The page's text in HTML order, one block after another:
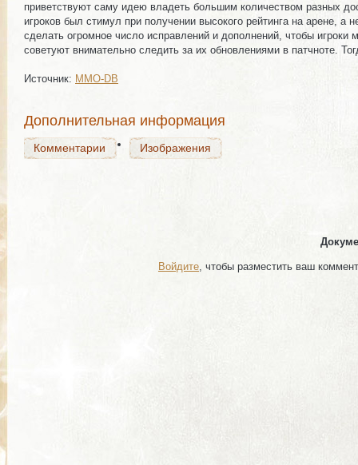
приветствуют саму идею владеть большим количеством разных
игроков был стимул при получении высокого рейтинга на арене, а
сделать огромное число исправлений и дополнений, чтобы
советуют внимательно следить за их обновлениями в патчноте.
Источник: MMO-DB
Дополнительная информация
Комментарии Изображения
Комментарии
Комментарии Изображения
Войдите , чтобы разместить ваш